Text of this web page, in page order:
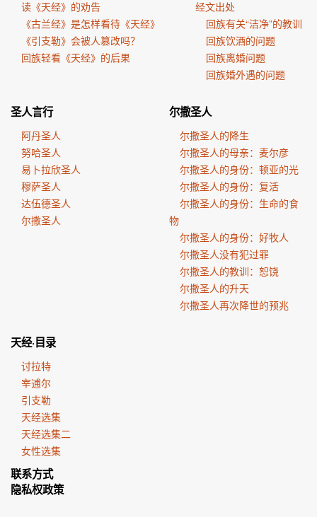
读《天经》的劝告
《古兰经》是怎样看待《天经》
《引支勒》会被人篡改吗？
回族轻看《天经》的后果
经文出处
回族有关“洁净”的教训
回族饮酒的问题
回族离婚问题
回族婚外遇的问题
圣人言行
阿丹圣人
努哈圣人
易卜拉欣圣人
穆萨圣人
达伍德圣人
尔撒圣人
尔撒圣人
尔撒圣人的降生
尔撒圣人的母亲：麦尔彦
尔撒圣人的身份：顿亚的光
尔撒圣人的身份：复活
尔撒圣人的身份：生命的食
物
尔撒圣人的身份：好牧人
尔撒圣人没有犯过罪
尔撒圣人的教训：恕饶
尔撒圣人的升天
尔撒圣人再次降世的预兆
天经·目录
讨拉特
宰逋尔
引支勒
天经选集
天经选集二
女性选集
联系方式
隐私权政策